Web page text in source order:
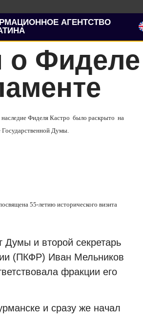
АГЕНТСТВО
о
наследие Фиделя Кастро было раскрыто на
Государственной Думы.
55-летию исторического визита
Думы и второй секретарь
(ПКФР) Иван Мельников
фракции его
и сразу же начал